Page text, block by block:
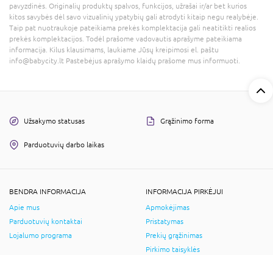
pavyzdinės. Originalių produktų spalvos, funkcijos, užrašai ir/ar bet kurios
kitos savybės dėl savo vizualinių ypatybių gali atrodyti kitaip negu realybėje.
Taip pat nuotraukoje pateikiama prekės komplektacija gali neatitikti realios
prekės komplektacijos. Todėl prašome vadovautis aprašyme pateikiama
informacija. Kilus klausimams, laukiame Jūsų kreipimosi el. paštu
info@babycity.lt Pastebėjus aprašymo klaidų prašome mus informuoti.
Užsakymo statusas Grąžinimo forma
Parduotuvių darbo laikas
BENDRA INFORMACIJA
Apie mus
Parduotuvių kontaktai
Lojalumo programa
INFORMACIJA PIRKĖJUI
Apmokėjimas
Pristatymas
Prekių grąžinimas
Pirkimo taisyklės